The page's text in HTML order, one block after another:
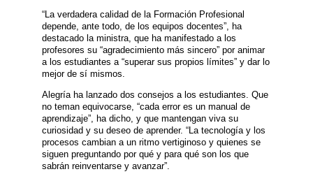
“La verdadera calidad de la Formación Profesional
depende, ante todo, de los equipos docentes”, ha
destacado la ministra, que ha manifestado a los
profesores su “agradecimiento más sincero” por animar
a los estudiantes a “superar sus propios límites” y dar lo
mejor de sí mismos.
Alegría ha lanzado dos consejos a los estudiantes. Que
no teman equivocarse, “cada error es un manual de
aprendizaje”, ha dicho, y que mantengan viva su
curiosidad y su deseo de aprender. “La tecnología y los
procesos cambian a un ritmo vertiginoso y quienes se
siguen preguntando por qué y para qué son los que
sabrán reinventarse y avanzar”.